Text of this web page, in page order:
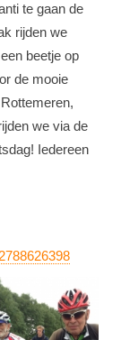
te gaan de
rijden we
beetje op
de mooie
we via de
Iedereen